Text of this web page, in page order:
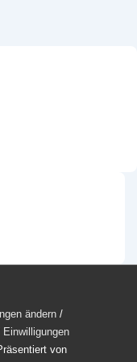
ändern /
Einwilligungen
von